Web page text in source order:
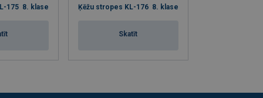
175 8. klase Ķēžu stropes KL-176 8. klase
Skatīt